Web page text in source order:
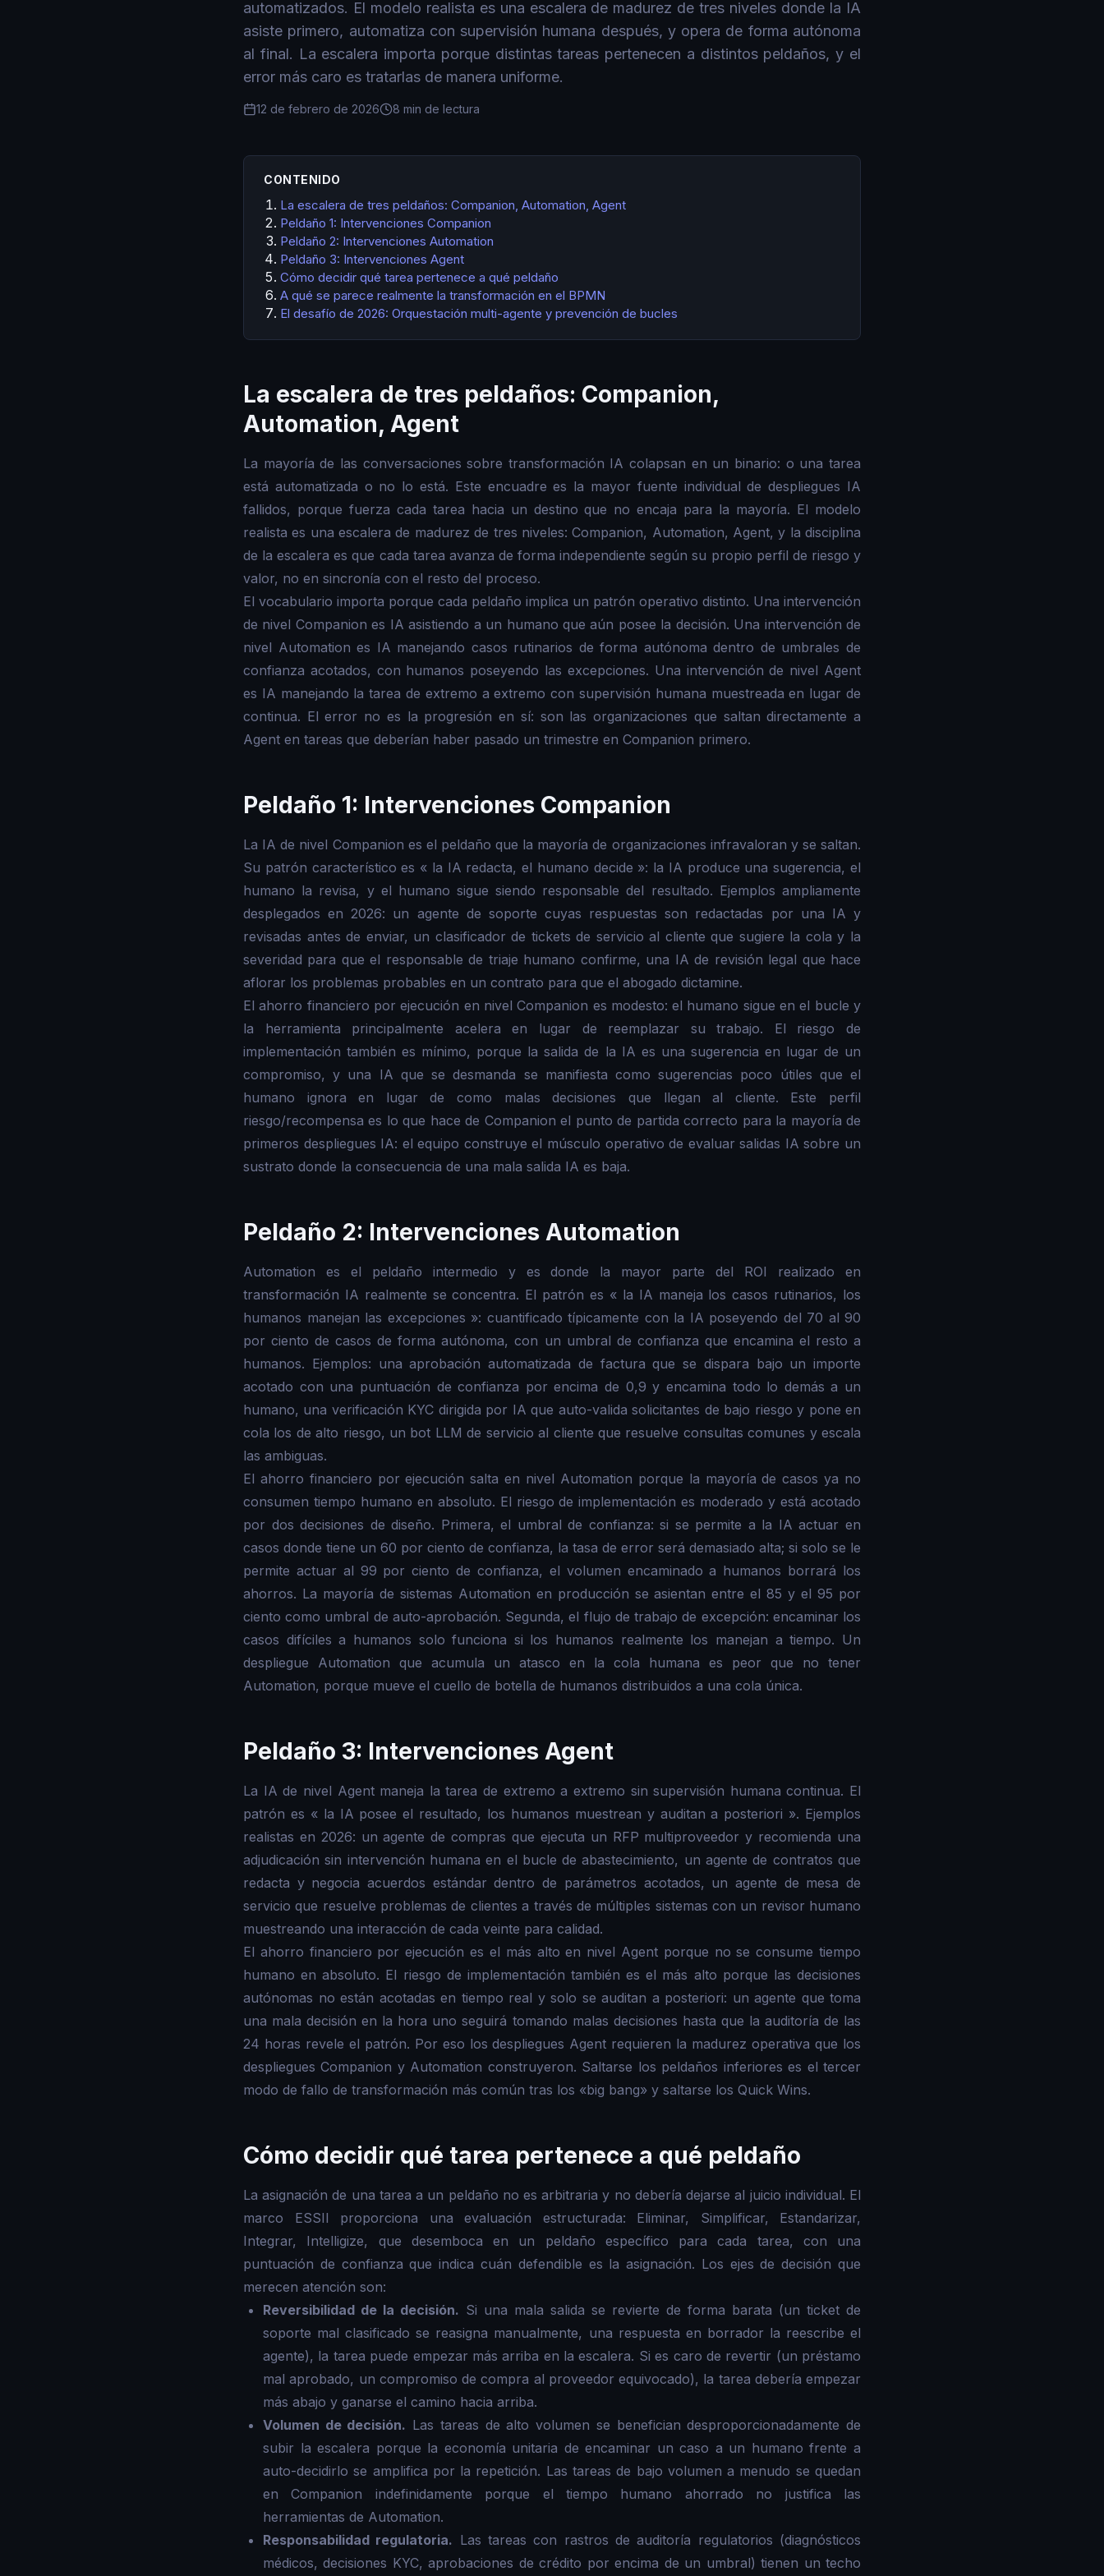
automatizados. El modelo realista es una escalera de madurez de tres niveles donde la IA
asiste primero, automatiza con supervisión humana después, y opera de forma autónoma
al final. La escalera importa porque distintas tareas pertenecen a distintos peldaños, y el
error más caro es tratarlas de manera uniforme.
12 de febrero de 2026 8 min de lectura
CONTENIDO
La escalera de tres peldaños: Companion, Automation, Agent
Peldaño 1: Intervenciones Companion
Peldaño 2: Intervenciones Automation
Peldaño 3: Intervenciones Agent
Cómo decidir qué tarea pertenece a qué peldaño
A qué se parece realmente la transformación en el BPMN
El desafío de 2026: Orquestación multi-agente y prevención de bucles
La escalera de tres peldaños: Companion,
Automation, Agent
La mayoría de las conversaciones sobre transformación IA colapsan en un binario: o una tarea
está automatizada o no lo está. Este encuadre es la mayor fuente individual de despliegues IA
fallidos, porque fuerza cada tarea hacia un destino que no encaja para la mayoría. El modelo
realista es una escalera de madurez de tres niveles: Companion, Automation, Agent, y la disciplina
de la escalera es que cada tarea avanza de forma independiente según su propio perfil de riesgo y
valor, no en sincronía con el resto del proceso.
El vocabulario importa porque cada peldaño implica un patrón operativo distinto. Una intervención
de nivel Companion es IA asistiendo a un humano que aún posee la decisión. Una intervención de
nivel Automation es IA manejando casos rutinarios de forma autónoma dentro de umbrales de
confianza acotados, con humanos poseyendo las excepciones. Una intervención de nivel Agent
es IA manejando la tarea de extremo a extremo con supervisión humana muestreada en lugar de
continua. El error no es la progresión en sí: son las organizaciones que saltan directamente a
Agent en tareas que deberían haber pasado un trimestre en Companion primero.
Peldaño 1: Intervenciones Companion
La IA de nivel Companion es el peldaño que la mayoría de organizaciones infravaloran y se saltan.
Su patrón característico es « la IA redacta, el humano decide »: la IA produce una sugerencia, el
humano la revisa, y el humano sigue siendo responsable del resultado. Ejemplos ampliamente
desplegados en 2026: un agente de soporte cuyas respuestas son redactadas por una IA y
revisadas antes de enviar, un clasificador de tickets de servicio al cliente que sugiere la cola y la
severidad para que el responsable de triaje humano confirme, una IA de revisión legal que hace
aflorar los problemas probables en un contrato para que el abogado dictamine.
El ahorro financiero por ejecución en nivel Companion es modesto: el humano sigue en el bucle y
la herramienta principalmente acelera en lugar de reemplazar su trabajo. El riesgo de
implementación también es mínimo, porque la salida de la IA es una sugerencia en lugar de un
compromiso, y una IA que se desmanda se manifiesta como sugerencias poco útiles que el
humano ignora en lugar de como malas decisiones que llegan al cliente. Este perfil
riesgo/recompensa es lo que hace de Companion el punto de partida correcto para la mayoría de
primeros despliegues IA: el equipo construye el músculo operativo de evaluar salidas IA sobre un
sustrato donde la consecuencia de una mala salida IA es baja.
Peldaño 2: Intervenciones Automation
Automation es el peldaño intermedio y es donde la mayor parte del ROI realizado en
transformación IA realmente se concentra. El patrón es « la IA maneja los casos rutinarios, los
humanos manejan las excepciones »: cuantificado típicamente con la IA poseyendo del 70 al 90
por ciento de casos de forma autónoma, con un umbral de confianza que encamina el resto a
humanos. Ejemplos: una aprobación automatizada de factura que se dispara bajo un importe
acotado con una puntuación de confianza por encima de 0,9 y encamina todo lo demás a un
humano, una verificación KYC dirigida por IA que auto-valida solicitantes de bajo riesgo y pone en
cola los de alto riesgo, un bot LLM de servicio al cliente que resuelve consultas comunes y escala
las ambiguas.
El ahorro financiero por ejecución salta en nivel Automation porque la mayoría de casos ya no
consumen tiempo humano en absoluto. El riesgo de implementación es moderado y está acotado
por dos decisiones de diseño. Primera, el umbral de confianza: si se permite a la IA actuar en
casos donde tiene un 60 por ciento de confianza, la tasa de error será demasiado alta; si solo se le
permite actuar al 99 por ciento de confianza, el volumen encaminado a humanos borrará los
ahorros. La mayoría de sistemas Automation en producción se asientan entre el 85 y el 95 por
ciento como umbral de auto-aprobación. Segunda, el flujo de trabajo de excepción: encaminar los
casos difíciles a humanos solo funciona si los humanos realmente los manejan a tiempo. Un
despliegue Automation que acumula un atasco en la cola humana es peor que no tener
Automation, porque mueve el cuello de botella de humanos distribuidos a una cola única.
Peldaño 3: Intervenciones Agent
La IA de nivel Agent maneja la tarea de extremo a extremo sin supervisión humana continua. El
patrón es « la IA posee el resultado, los humanos muestrean y auditan a posteriori ». Ejemplos
realistas en 2026: un agente de compras que ejecuta un RFP multiproveedor y recomienda una
adjudicación sin intervención humana en el bucle de abastecimiento, un agente de contratos que
redacta y negocia acuerdos estándar dentro de parámetros acotados, un agente de mesa de
servicio que resuelve problemas de clientes a través de múltiples sistemas con un revisor humano
muestreando una interacción de cada veinte para calidad.
El ahorro financiero por ejecución es el más alto en nivel Agent porque no se consume tiempo
humano en absoluto. El riesgo de implementación también es el más alto porque las decisiones
autónomas no están acotadas en tiempo real y solo se auditan a posteriori: un agente que toma
una mala decisión en la hora uno seguirá tomando malas decisiones hasta que la auditoría de las
24 horas revele el patrón. Por eso los despliegues Agent requieren la madurez operativa que los
despliegues Companion y Automation construyeron. Saltarse los peldaños inferiores es el tercer
modo de fallo de transformación más común tras los «big bang» y saltarse los Quick Wins.
Cómo decidir qué tarea pertenece a qué peldaño
La asignación de una tarea a un peldaño no es arbitraria y no debería dejarse al juicio individual. El
marco ESSII proporciona una evaluación estructurada: Eliminar, Simplificar, Estandarizar,
Integrar, Intelligize, que desemboca en un peldaño específico para cada tarea, con una
puntuación de confianza que indica cuán defendible es la asignación. Los ejes de decisión que
merecen atención son:
Reversibilidad de la decisión. Si una mala salida se revierte de forma barata (un ticket de
soporte mal clasificado se reasigna manualmente, una respuesta en borrador la reescribe el
agente), la tarea puede empezar más arriba en la escalera. Si es caro de revertir (un préstamo
mal aprobado, un compromiso de compra al proveedor equivocado), la tarea debería empezar
más abajo y ganarse el camino hacia arriba.
Volumen de decisión. Las tareas de alto volumen se benefician desproporcionadamente de
subir la escalera porque la economía unitaria de encaminar un caso a un humano frente a
auto-decidirlo se amplifica por la repetición. Las tareas de bajo volumen a menudo se quedan
en Companion indefinidamente porque el tiempo humano ahorrado no justifica las
herramientas de Automation.
Responsabilidad regulatoria. Las tareas con rastros de auditoría regulatorios (diagnósticos
médicos, decisiones KYC, aprobaciones de crédito por encima de un umbral) tienen un techo